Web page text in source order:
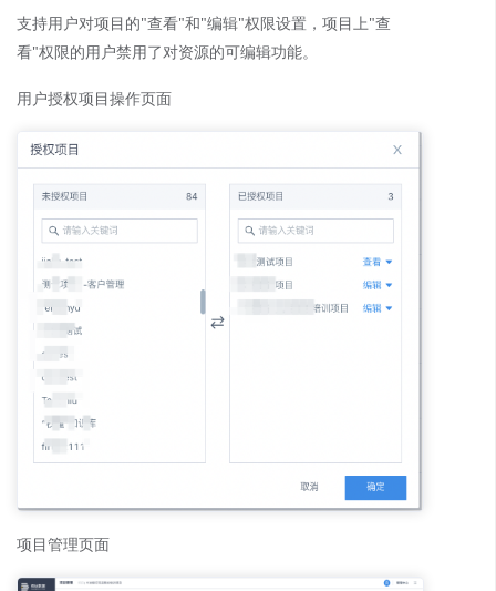
支持用户对项目的"查看"和"编辑"权限设置，项目上"查
看"权限的用户禁用了对资源的可编辑功能。
用户授权项目操作页面
项目管理页面